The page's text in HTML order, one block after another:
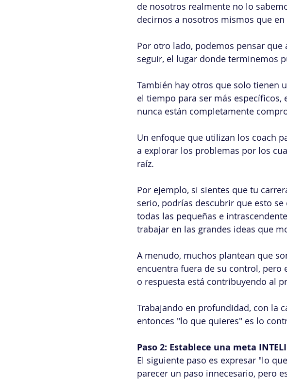
de nosotros realmente no lo
decirnos a nosotros mismos que
Por otro lado, podemos pensar que
seguir, el lugar donde terminemos
También hay otros que solo tienen
el tiempo para ser más
nunca están completamente
Un enfoque que utilizan los coach
a explorar los problemas por los
raíz.
Por ejemplo, si sientes que tu
serio, podrías descubrir que esto
todas las pequeñas e
trabajar en las grandes ideas que
A menudo, muchos plantean que
encuentra fuera de su control,
o respuesta está contribuyendo al
Trabajando en profundidad, con la
entonces "lo que quieres" es lo
Paso 2: Establece una meta
El siguiente paso es expresar "lo
parecer un paso innecesario, pero